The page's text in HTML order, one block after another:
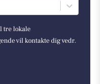
tre lokale
vil kontakte dig vedr.